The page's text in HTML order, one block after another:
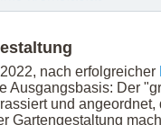
nach erfolgreicher
Ausgangsbasis: Der
und
Gartengestaltung